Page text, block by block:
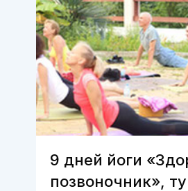
9 дней йоги
позвоночник»,